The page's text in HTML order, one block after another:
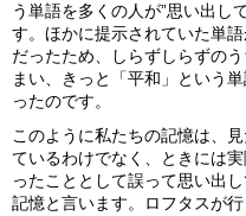
う単語を多くの人が”思い出し
す。ほかに提示されていた単
だったため、しらずしらずの
まい、きっと「平和」という
ったのです。
このように私たちの記憶は、
ているわけでなく、ときには
ったこととして誤って思い出
記憶と言います。ロフタスが